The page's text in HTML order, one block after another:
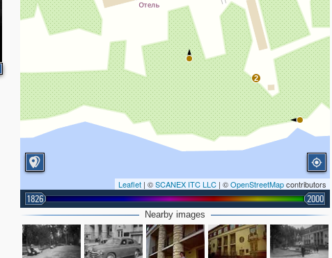
2
Leaflet | ©SCANEX ITC LLC | ©OpenStreetMapcontributors
1826 2000
Nearby images